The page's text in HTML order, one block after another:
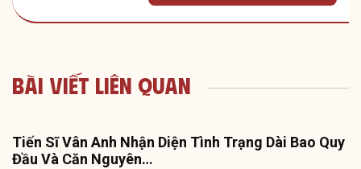
Bài Viết Liên Quan
Tiến Sĩ Vân Anh Nhận Diện Tình Trạng Dài Bao Quy
Đầu Và Căn Nguyên…